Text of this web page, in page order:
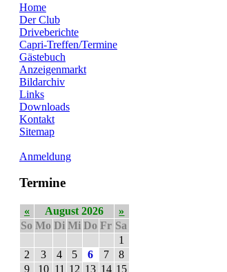
Home
Der Club
Driveberichte
Capri-Treffen/Termine
Gästebuch
Anzeigenmarkt
Bildarchiv
Links
Downloads
Kontakt
Sitemap
Anmeldung
Termine
« August 2026
»
So Mo Di Mi Do Fr Sa
1
2
3 4 5 6 7
8
9
10 11 12 13 14 15